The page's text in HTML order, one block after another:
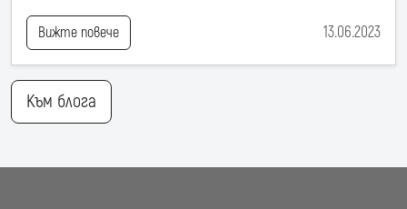
Вижте повече 13.06.2023
Към блога